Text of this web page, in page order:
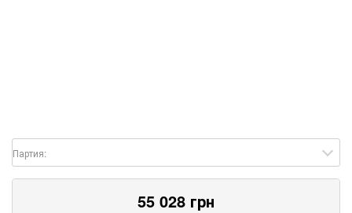
Партия:
55 028 грн